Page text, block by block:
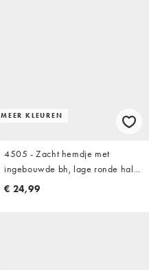
MEER KLEUREN
4505 - Zacht hemdje met
ingebouwde bh, lage ronde hals
en verstelbare bandjes in zwart
€ 24,99